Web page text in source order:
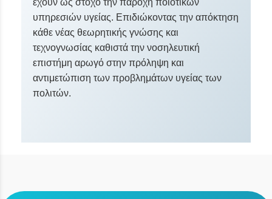
έχουν ως στόχο την παροχή ποιοτικών
υπηρεσιών υγείας. Επιδιώκοντας την απόκτηση
κάθε νέας θεωρητικής γνώσης και
τεχνογνωσίας καθιστά την νοσηλευτική
επιστήμη αρωγό στην πρόληψη και
αντιμετώπιση των προβλημάτων υγείας των
πολιτών.